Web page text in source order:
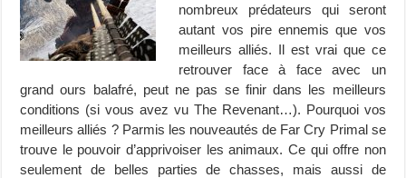
nombreux prédateurs qui seront
autant vos pire ennemis que vos
meilleurs alliés. Il est vrai que ce
retrouver face à face avec un
grand ours balafré, peut ne pas se finir dans les meilleurs
conditions (si vous avez vu The Revenant…). Pourquoi vos
meilleurs alliés ? Parmis les nouveautés de Far Cry Primal se
trouve le pouvoir d’apprivoiser les animaux. Ce qui offre non
seulement de belles parties de chasses, mais aussi de